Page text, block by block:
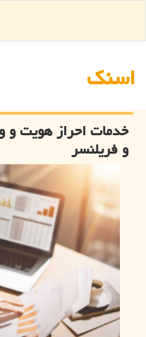
اسنك
خدمات احراز هویت و
و فریلنسر